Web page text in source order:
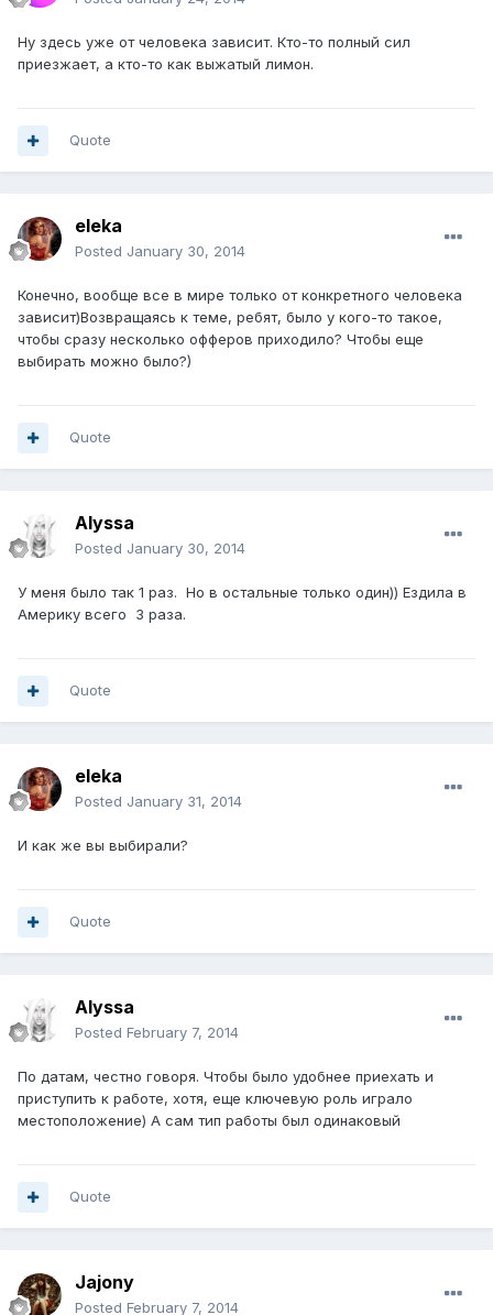
Ну здесь уже от человека зависит. Кто-то полный сил
приезжает, а кто-то как выжатый лимон.
Quote
eleka
Posted January 30, 2014
Конечно, вообще все в мире только от конкретного человека
зависит)Возвращаясь к теме, ребят, было у кого-то такое,
чтобы сразу несколько офферов приходило? Чтобы еще
выбирать можно было?)
Quote
Alyssa
Posted January 30, 2014
У меня было так 1 раз. Но в остальные только один)) Ездила в
Америку всего 3 раза.
Quote
eleka
Posted January 31, 2014
И как же вы выбирали?
Quote
Alyssa
Posted February 7, 2014
По датам, честно говоря. Чтобы было удобнее приехать и
приступить к работе, хотя, еще ключевую роль играло
местоположение) А сам тип работы был одинаковый
Quote
Jajony
Posted February 7, 2014